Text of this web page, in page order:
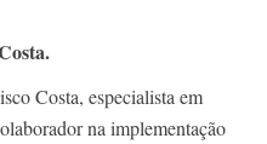
Costa, especialista em
na implementação